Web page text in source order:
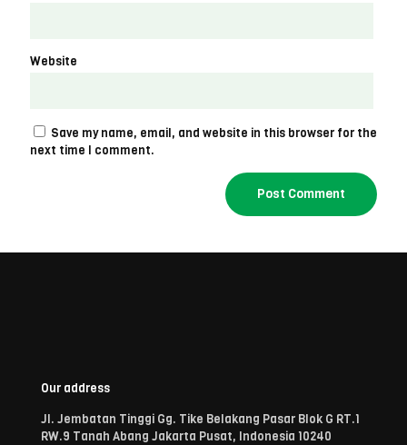
Website
Save my name, email, and website in this browser for the
next time I comment.
Our address
Jl. Jembatan Tinggi Gg. Tike Belakang Pasar Blok G RT.1
RW.9 Tanah Abang Jakarta Pusat, Indonesia 10240